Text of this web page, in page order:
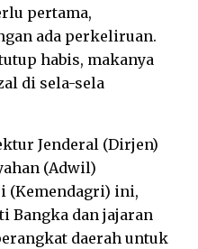
pertama,
ada perkeliruan.
habis, makanya
di sela-sela
Jenderal (Dirjen)
(Adwil)
(Kemendagri) ini,
Bangka dan jajaran
daerah untuk